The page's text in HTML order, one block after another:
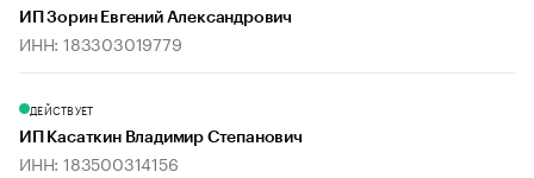
ИП Зорин Евгений Александрович
ИНН: 183303019779
ДЕЙСТВУЕТ
ИП Касаткин Владимир Степанович
ИНН: 183500314156